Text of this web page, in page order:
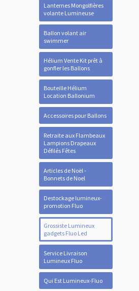
Lanternes Mongolfières
volante Lumineuse
Ballon volant air
swimmer
Hélium Vente Kit prêt à
gonfler les Ballons
Bouteille Hélium
Location Ballonium
Accessoires pour Ballons
Retraite aux Flambeaux
Lampions Drapeaux
Défilés Fêtes
Articles de Noël -
Bonnets de Noel
Destockage lumineux-
promotion Fluo
Grossiste Lumineux
gadgets Fluo Led
Service Livraison
Lumineux Fluo
Qui Est Lumineux-Fluo